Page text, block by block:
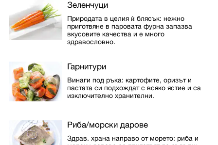
Зеленчуци
Природата в целия ѝ блясък: нежно
приготвяне в паровата фурна запазва
вкусовите качества и е много
здравословно.
Гарнитури
Винаги под ръка: картофите, оризът и
пастата си подхождат с всяко ястие и са
изключително хранителни.
Риба/морски дарове
Здрав. храна направо от морето: риба и